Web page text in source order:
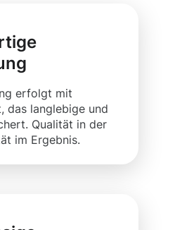
erfolgt mit
das langlebige und
Qualität in der
im Ergebnis.